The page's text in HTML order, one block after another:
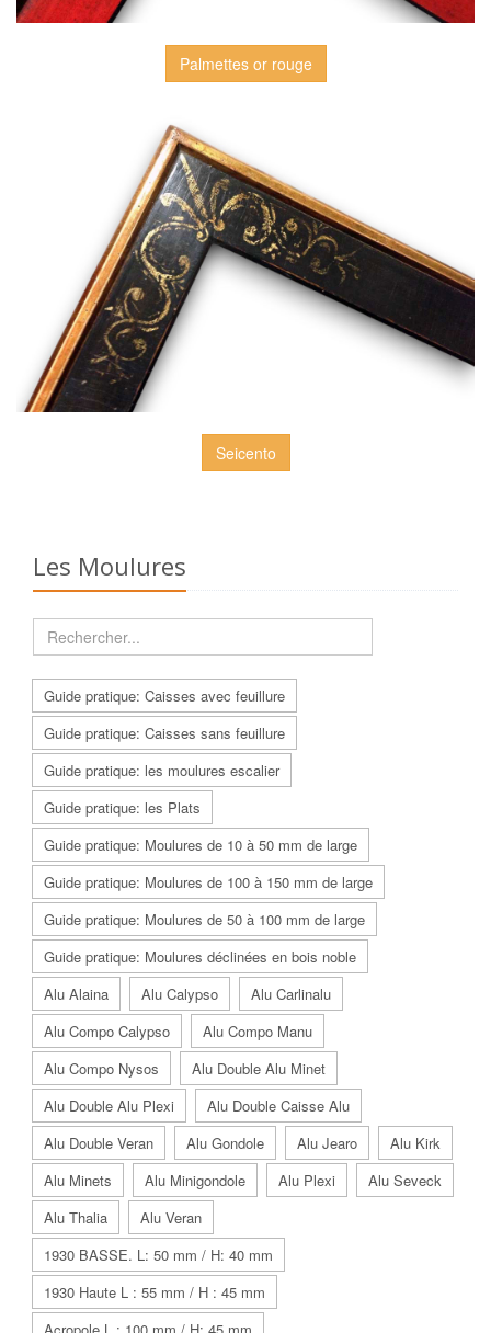
Palmettes or rouge
Seicento
Les Moulures
Guide pratique: Caisses avec feuillure
Guide pratique: Caisses sans feuillure
Guide pratique: les moulures escalier
Guide pratique: les Plats
Guide pratique: Moulures de 10 à 50 mm de large
Guide pratique: Moulures de 100 à 150 mm de large
Guide pratique: Moulures de 50 à 100 mm de large
Guide pratique: Moulures déclinées en bois noble
Alu Alaina
Alu Calypso
Alu Carlinalu
Alu Compo Calypso
Alu Compo Manu
Alu Compo Nysos
Alu Double Alu Minet
Alu Double Alu Plexi
Alu Double Caisse Alu
Alu Double Veran
Alu Gondole Alu Jearo
Alu Kirk
Alu Minets
Alu Minigondole Alu Plexi
Alu Seveck
Alu Thalia
Alu Veran
1930 BASSE. L: 50 mm / H: 40 mm
1930 Haute L : 55 mm / H : 45 mm